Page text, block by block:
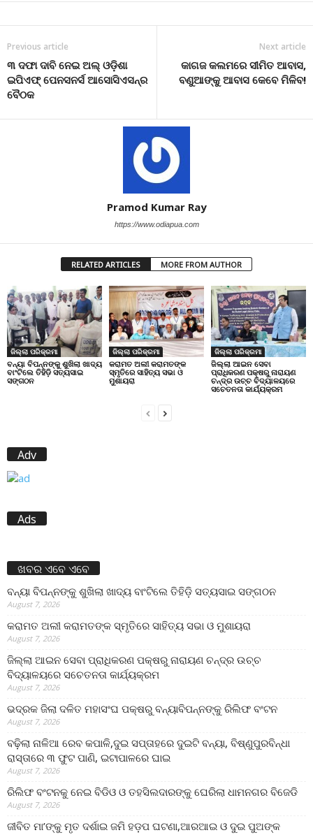
Previous article
୩ ଦଫା ଦାବି ନେଇ ଅଲ୍ ଓଡ଼ିଶା
ଇପିଏଫ୍ ପେନସନର୍ସ ଆସୋସିଏସନ୍‌ର
ବୈଠକ
Next article
କାଗଜ କଲମରେ ସୀମିତ ଆବାସ,
ବଣୁଆଙ୍କୁ ଆବାସ କେବେ ମିଳିବ!
Pramod Kumar Ray
https://www.odiapua.com
RELATED ARTICLES MORE FROM AUTHOR
ଜିଲ୍ଲା ପରିକ୍ରମା
ବନ୍ୟା ବିପନ୍ନଙ୍କୁ ଶୁଖିଲା ଖାଦ୍ୟ
ବାଂଟିଲେ ତିହିଡି଼ ସତ୍ୟସାଇ
ସଙ୍ଗଠନ
ଜିଲ୍ଲା ପରିକ୍ରମା
କରାମତ ଅଲୀ କରାମତଙ୍କ
ସ୍ମୃତିରେ ସାହିତ୍ୟ ସଭା ଓ
ମୁଶାୟରା
ଜିଲ୍ଲା ପରିକ୍ରମା
ଜିଲ୍ଲା ଆଇନ ସେବା
ପ୍ରାଧିକରଣ ପକ୍ଷରୁ ନାରାୟଣ
ଚନ୍ଦ୍ର ଉଚ୍ଚ ବିଦ୍ୟାଳୟରେ
ସଚେତନତା କାର୍ଯ୍ୟକ୍ରମ
Adv
Ads
ଖବର ଏବେ ଏବେ
ବନ୍ୟା ବିପନ୍ନଙ୍କୁ ଶୁଖିଲା ଖାଦ୍ୟ ବାଂଟିଲେ ତିହିଡି଼ ସତ୍ୟସାଇ ସଙ୍ଗଠନ
August 7, 2026
କରାମତ ଅଲୀ କରାମତଙ୍କ ସ୍ମୃତିରେ ସାହିତ୍ୟ ସଭା ଓ ମୁଶାୟରା
August 7, 2026
ଜିଲ୍ଲା ଆଇନ ସେବା ପ୍ରାଧିକରଣ ପକ୍ଷରୁ ନାରାୟଣ ଚନ୍ଦ୍ର ଉଚ୍ଚ
ବିଦ୍ୟାଳୟରେ ସଚେତନତା କାର୍ଯ୍ୟକ୍ରମ
August 7, 2026
ଭଦ୍ରକ ଜିଲା ଦଳିତ ମହାସଂଘ ପକ୍ଷରୁ ବନ୍ୟାବିପନ୍ନଙ୍କୁ ରିଲିଫ ବଂଟନ
August 7, 2026
ବଢ଼ିଲା ନାଳିଆ ରେବ କପାଳି,ଦୁଇ ସପ୍ତାହରେ ଦୁଇଟି ବନ୍ୟା, ବିଷ୍ଣୁପୁରବିନ୍ଧା
ରାସ୍ତାରେ ୩ ଫୁଟ ପାଣି, ଇଟାପାଳରେ ଘାଇ
August 7, 2026
ରିଲିଫ ବଂଟନକୁ ନେଇ ବିଡିଓ ଓ ତହସିଲଦାରଙ୍କୁ ଘେରିଲା ଧାମନଗର ବିଜେଡି
August 7, 2026
ଜୀବିତ ମା’ଙ୍କୁ ମୃତ ଦର୍ଶାଇ ଜମି ହଡ଼ପ ଘଟଣା,ଆରଆଇ ଓ ଦୁଇ ପୁଅଙ୍କ